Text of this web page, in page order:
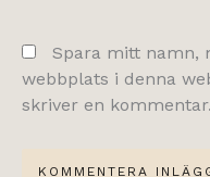
Spara mitt namn,
webbplats i denna
skriver en kommentar.